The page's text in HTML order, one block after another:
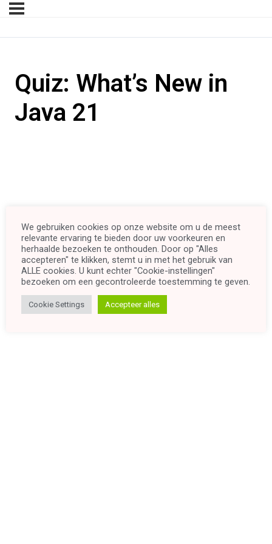
Quiz: What’s New in
Java 21
We gebruiken cookies op onze website om u de meest
relevante ervaring te bieden door uw voorkeuren en
herhaalde bezoeken te onthouden. Door op "Alles
accepteren" te klikken, stemt u in met het gebruik van
ALLE cookies. U kunt echter "Cookie-instellingen"
bezoeken om een ​​gecontroleerde toestemming te geven.
Cookie Settings Accepteer alles